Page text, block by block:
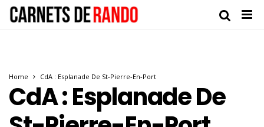
Home CdA : Esplanade De St-Pierre-En-Port
CdA : Esplanade De